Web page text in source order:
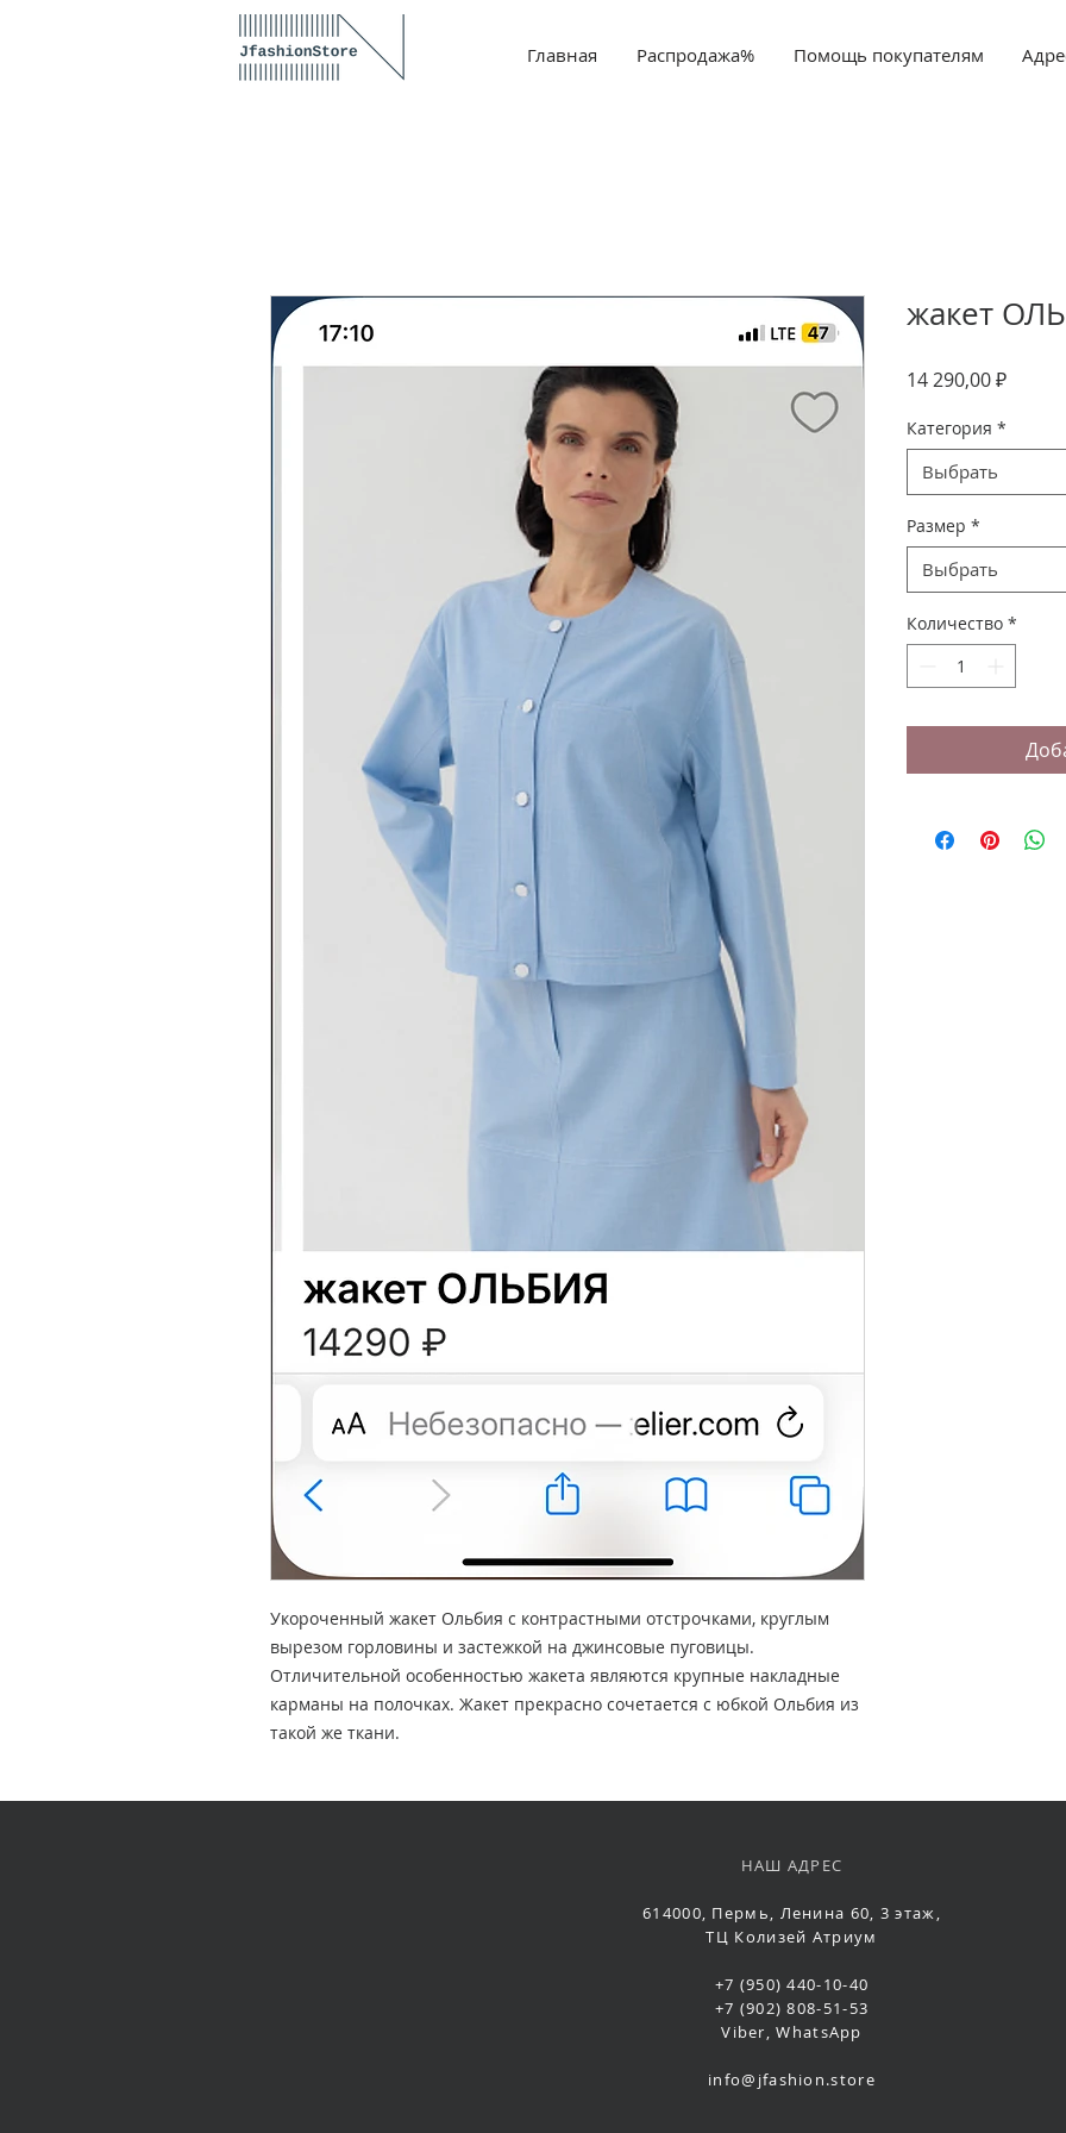
Главная Распродажа% Помощь покупателям
Укороченный жакет Ольбия с контрастными отстрочками, круглым
вырезом горловины и застежкой на джинсовые пуговицы.
Отличительной особенностью жакета являются крупные накладные
карманы на полочках. Жакет прекрасно сочетается с юбкой Ольбия из
такой же ткани.
жакет
14 290,00 ₽Цена
Категория *
Выбрать
Размер *
Выбрать
Количество *
НАШ АДРЕС
614000, Пермь, Ленина 60, 3 этаж,
ТЦ Колизей Атриум
+7 (950) 440-10-40
+7 (902) 808-51-53
Viber, WhatsApp
info@jfashion.store